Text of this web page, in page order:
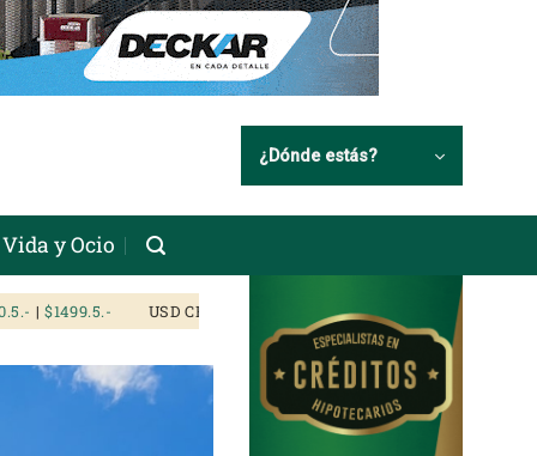
¿Dónde estás?
Vida y Ocio
|$1499.5 USD CRIPTO: $1571.05 USD